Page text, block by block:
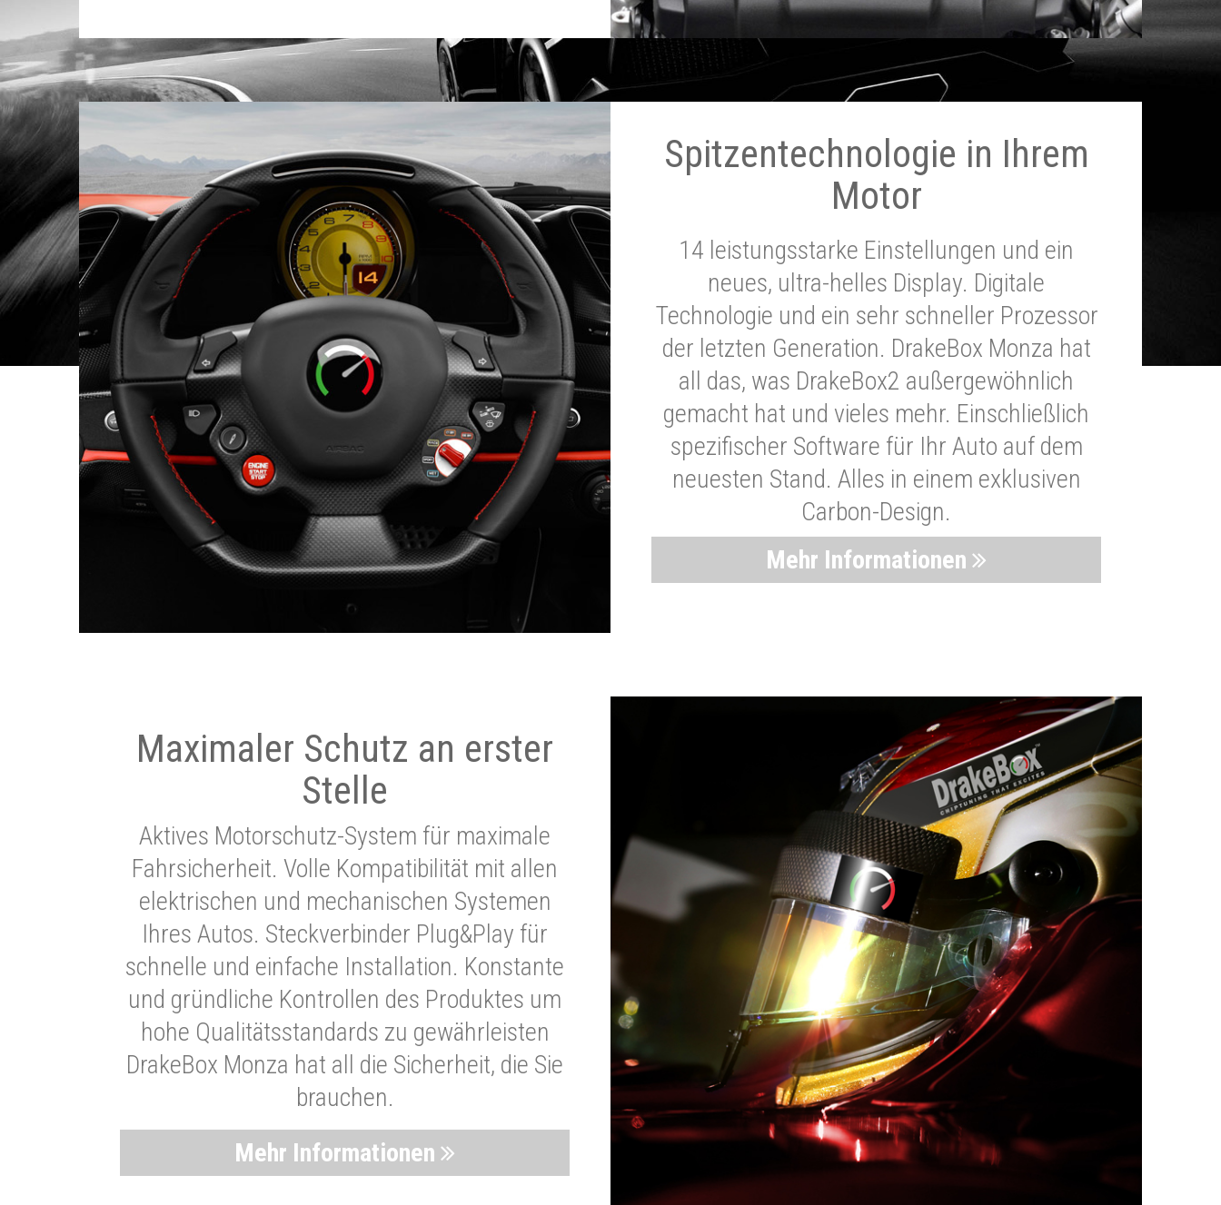
Spitzentechnologie in Ihrem
Motor
14 leistungsstarke Einstellungen und ein
neues, ultra-helles Display. Digitale
Technologie und ein sehr schneller Prozessor
der letzten Generation. DrakeBox Monza hat
all das, was DrakeBox2 außergewöhnlich
gemacht hat und vieles mehr. Einschließlich
spezifischer Software für Ihr Auto auf dem
neuesten Stand. Alles in einem exklusiven
Carbon-Design.
Mehr Informationen
Maximaler Schutz an erster
Stelle
Aktives Motorschutz-System für maximale
Fahrsicherheit. Volle Kompatibilität mit allen
elektrischen und mechanischen Systemen
Ihres Autos. Steckverbinder Plug&Play für
schnelle und einfache Installation. Konstante
und gründliche Kontrollen des Produktes um
hohe Qualitätsstandards zu gewährleisten
DrakeBox Monza hat all die Sicherheit, die Sie
brauchen.
Mehr Informationen